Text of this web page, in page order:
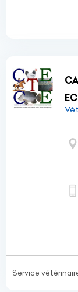
Service